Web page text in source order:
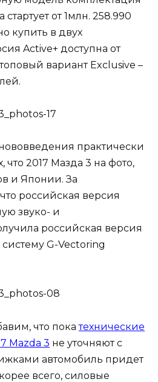
от 1млн. 258.990
купить в двух
Active+ доступна от
вариант Exclusive –
практически
что 2017 Мазда 3 на фото,
и Японии. За
российская версия
звуко- и
российская версия
G-Vectoring
что покатехнические
Mazda 3 не уточняют с
автомобиль придет
всего, силовые